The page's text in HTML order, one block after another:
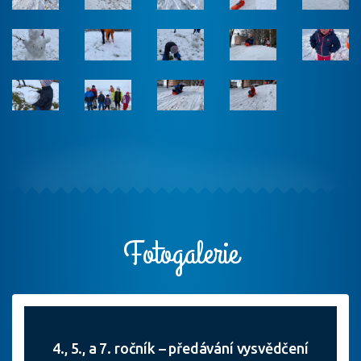
Fotogalerie
4., 5., a 7. ročník – předávání vysvědčení